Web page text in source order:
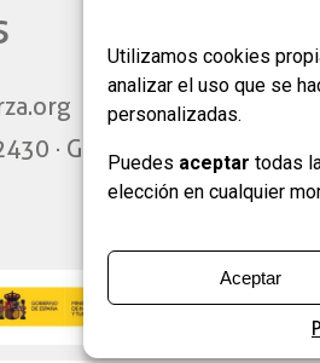
Utilizamos cookies
analizar el uso que se
personalizadas.
Puedes aceptar todas
elección en cualquier
Aceptar
· Graus
Aviso legal
Política de
Política de
Formulario